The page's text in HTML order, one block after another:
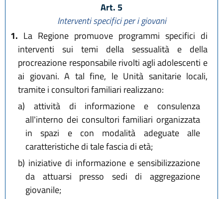
Art. 5
Interventi specifici per i giovani
1. La Regione promuove programmi specifici di
interventi sui temi della sessualità e della
procreazione responsabile rivolti agli adolescenti e
ai giovani. A tal fine, le Unità sanitarie locali,
tramite i consultori familiari realizzano:
a) attività di informazione e consulenza
all'interno dei consultori familiari organizzata
in spazi e con modalità adeguate alle
caratteristiche di tale fascia di età;
b) iniziative di informazione e sensibilizzazione
da attuarsi presso sedi di aggregazione
giovanile;